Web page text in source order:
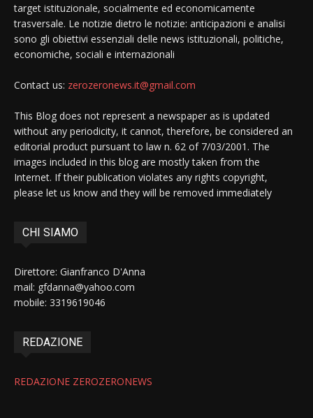
target istituzionale, socialmente ed economicamente
trasversale. Le notizie dietro le notizie: anticipazioni e analisi
sono gli obiettivi essenziali delle news istituzionali, politiche,
economiche, sociali e internazionali
Contact us: zerozeronews.it@gmail.com
This Blog does not represent a newspaper as is updated
without any periodicity, it cannot, therefore, be considered an
editorial product pursuant to law n. 62 of 7/03/2001. The
images included in this blog are mostly taken from the
Internet. If their publication violates any rights copyright,
please let us know and they will be removed immediately
CHI SIAMO
Direttore: Gianfranco D'Anna
mail: gfdanna@yahoo.com
mobile: 3319619046
REDAZIONE
REDAZIONE ZEROZERONEWS